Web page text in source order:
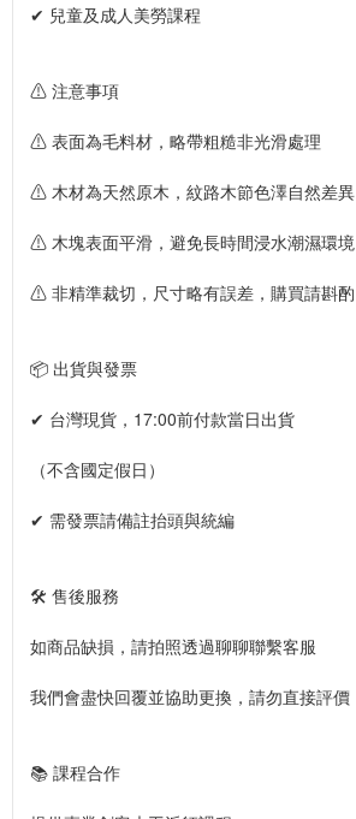
✔ 兒童及成人美勞課程
⚠ 注意事項
⚠ 表面為毛料材，略帶粗糙非光滑處理
⚠ 木材為天然原木，紋路木節色澤自然差異
⚠ 木塊表面平滑，避免長時間浸水潮濕環境
⚠ 非精準裁切，尺寸略有誤差，購買請斟酌
📦 出貨與發票
✔ 台灣現貨，17:00前付款當日出貨
（不含國定假日）
✔ 需發票請備註抬頭與統編
🛠️ 售後服務
如商品缺損，請拍照透過聊聊聯繫客服
我們會盡快回覆並協助更換，請勿直接評價
📚 課程合作